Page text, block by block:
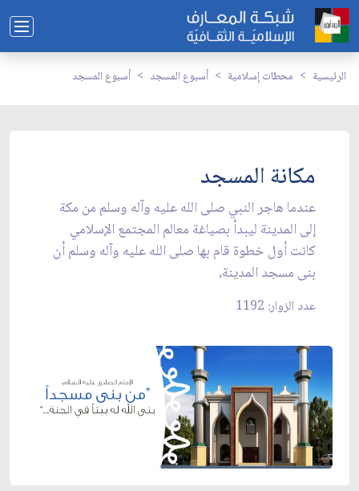
الرئيسية محطات إسلامية أسبوع المسجد أسبوع المسجد
مكانة المسجد
عندما هاجر النبي صلى الله عليه وآله وسلم من مكة
إلى المدينة ليبدأ بصياغة معالم المجتمع الإسلامي
كانت أول خطوة قام بها صلى الله عليه وآله وسلم أن
بنى مسجد المدينة،
عدد الزوار: 1192